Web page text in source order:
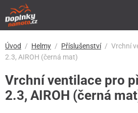
Úvod Helmy Příslušenství
Vrchní
2.3, AIROH (černá mat)
Vrchní ventilace pro
2.3, AIROH (černá